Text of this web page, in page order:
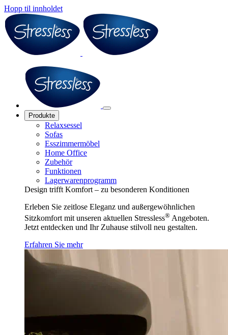
Hopp til innholdet
Produkte
Relaxsessel
Sofas
Esszimmermöbel
Home Office
Zubehör
Funktionen
Lagerwarenprogramm
Design trifft Komfort – zu besonderen Konditionen
Erleben Sie zeitlose Eleganz und außergewöhnlichen
Sitzkomfort mit unseren aktuellen Stressless® Angeboten.
Jetzt entdecken und Ihr Zuhause stilvoll neu gestalten.
Erfahren Sie mehr